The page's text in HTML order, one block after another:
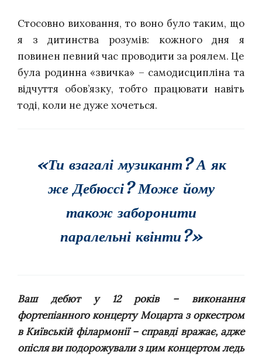
Стосовно виховання, то воно було таким, що
я з дитинства розумів: кожного дня я
повинен певний час проводити за роялем. Це
була родинна «звичка» – самодисципліна та
відчуття обов’язку, тобто працювати навіть
тоді, коли не дуже хочеться.
«Ти взагалі музикант? А як
же Дебюссі? Може йому
також заборонити
паралельні квінти?»
Ваш дебют у 12 років – виконання
фортепіанного концерту Моцарта з оркестром
в Київській філармонії – справді вражає, адже
опісля ви подорожували з цим концертом ледь